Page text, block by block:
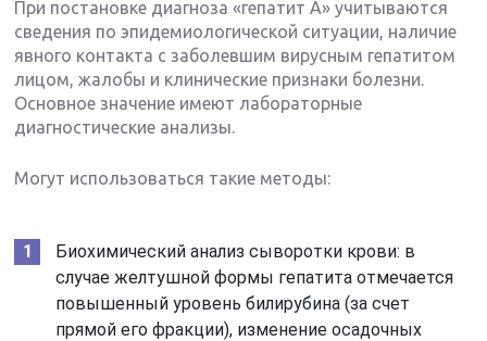
При постановке диагноза «гепатит А» учитываются
сведения по эпидемиологической ситуации, наличие
явного контакта с заболевшим вирусным гепатитом
лицом, жалобы и клинические признаки болезни.
Основное значение имеют лабораторные
диагностические анализы.
Могут использоваться такие методы:
Биохимический анализ сыворотки крови: в
случае желтушной формы гепатита отмечается
повышенный уровень билирубина (за счет
прямой его фракции), изменение осадочных